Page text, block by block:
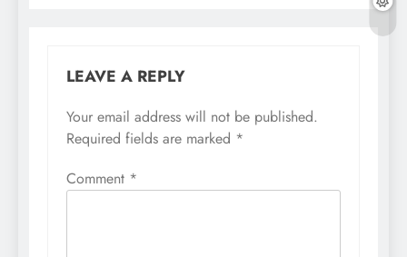
LEAVE A REPLY
Your email address will not be published.
Required fields are marked *
Comment *